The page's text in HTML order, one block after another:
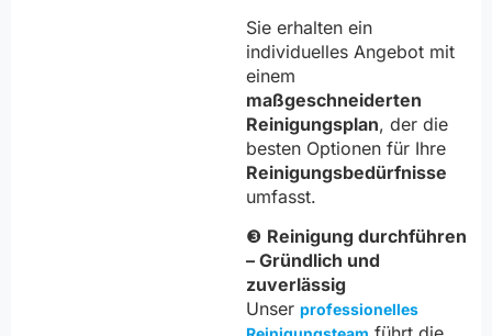
Sie erhalten ein
individuelles Angebot mit
einem
maßgeschneiderten
Reinigungsplan, der die
besten Optionen für Ihre
Reinigungsbedürfnisse
umfasst.
❸ Reinigung durchführen
– Gründlich und
zuverlässig
Unser professionelles